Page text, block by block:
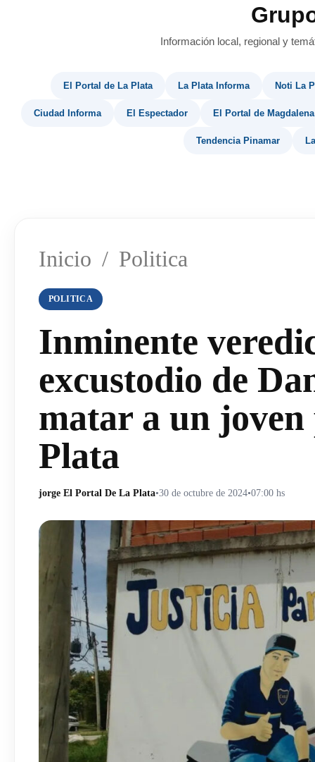
Información local, regional y
El Portal de La Plata La Plata Informa Noti La
Ciudad Informa El Espectador El Portal de Magdalena
Tendencia Pinamar
Inicio / Politica
POLITICA
Inminente
excustodio de
matar a un joven
Plata
jorge El Portal De La Plata•30 de octubre de 2024•07:00 hs